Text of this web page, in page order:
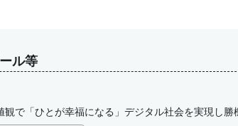
ル等
観で「ひとが幸福になる」デジタル社会を実現し勝